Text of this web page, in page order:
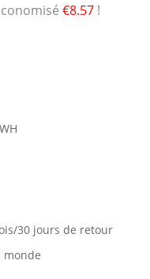
€8.57 !
30 jours de retour
monde